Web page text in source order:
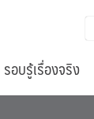
รอบรู้เรื่องจริง